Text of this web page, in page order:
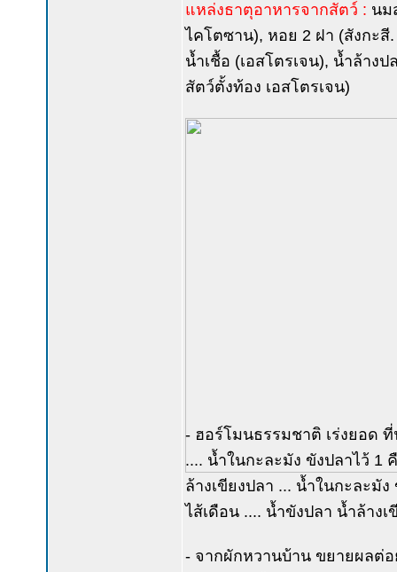
แหล่งธาตุอาหารจากสัตว์ : นม
ไคโตซาน), หอย 2 ฝา (สังกะสี
น้ำเชื้อ (เอสโตรเจน), น้ำล้าง
สัตว์ตั้งท้อง เอสโตรเจน)
- ฮอร์โมนธรรมชาติ เร่งยอด
.... น้ำในกะละมัง ขังปลาไว้ 1
ล้างเขียงปลา ... น้ำในกะละมั
ไส้เดือน .... น้ำขังปลา น้ำล้างเ
- จากผักหวานบ้าน ขยายผลต่